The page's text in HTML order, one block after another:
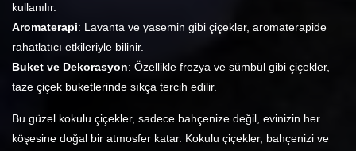
kullanılır.
Aromaterapi: Lavanta ve yasemin gibi çiçekler, aromaterapide
rahatlatıcı etkileriyle bilinir.
Buket ve Dekorasyon: Özellikle frezya ve sümbül gibi çiçekler,
taze çiçek buketlerinde sıkça tercih edilir.
Bu güzel kokulu çiçekler, sadece bahçenize değil, evinizin her
köşesine doğal bir atmosfer katar. Kokulu çiçekler, bahçenizi ve